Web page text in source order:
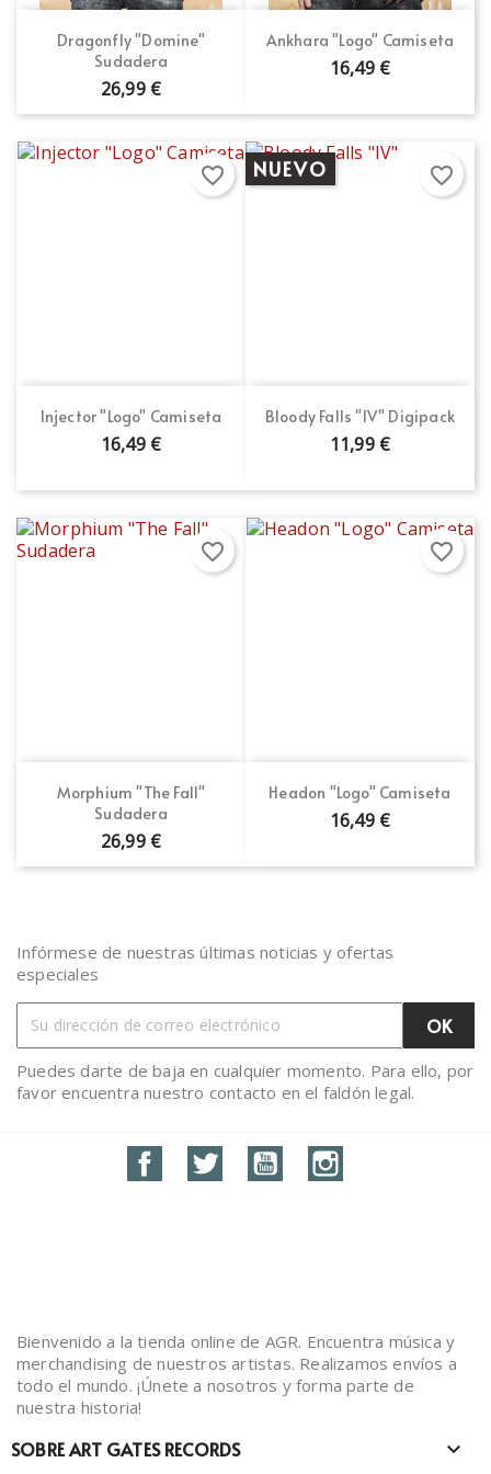
Dragonfly "Domine"
Sudadera
26,99 €
Ankhara "Logo" Camiseta
16,49 €
Injector "Logo" Camiseta
16,49 €
favorite_border
Bloody Falls "IV" Digipack
11,99 €
NUEVO favorite_border
Morphium "The Fall"
Sudadera
26,99 €
favorite_border
Headon "Logo" Camiseta
16,49 €
favorite_border
Infórmese de nuestras últimas noticias y ofertas
especiales
Puedes darte de baja en cualquier momento. Para ello, por
favor encuentra nuestro contacto en el faldón legal.
FacebookTwitter YouTube
Bienvenido a la tienda online de AGR. Encuentra música y
merchandising de nuestros artistas. Realizamos envíos a
todo el mundo. ¡Únete a nosotros y forma parte de
nuestra historia!
SOBRE ART GATES RECORDS 